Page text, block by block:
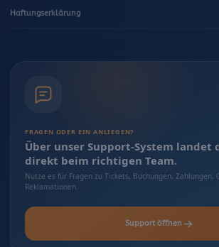
Haftungserklärung
FRAGEN ODER EIN ANLIEGEN?
Über unser Support-System landet
direkt beim richtigen Team.
Nutze es für Fragen zu Tickets, Buchungen, Zahlungen,
Reklamationen.
Support öffnen